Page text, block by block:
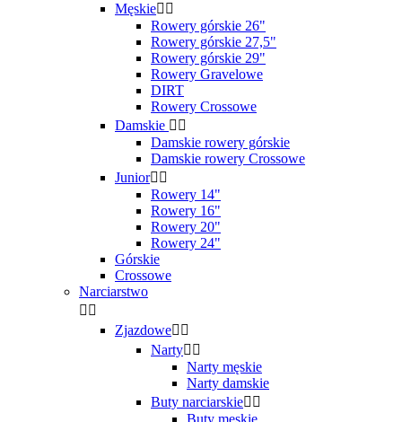
Męskie 
Rowery górskie 26"
Rowery górskie 27,5"
Rowery górskie 29"
Rowery Gravelowe
DIRT
Rowery Crossowe
Damskie  
Damskie rowery górskie
Damskie rowery Crossowe
Junior 
Rowery 14"
Rowery 16"
Rowery 20"
Rowery 24"
Górskie
Crossowe
Narciarstwo
 
Zjazdowe 
Narty 
Narty męskie
Narty damskie
Buty narciarskie 